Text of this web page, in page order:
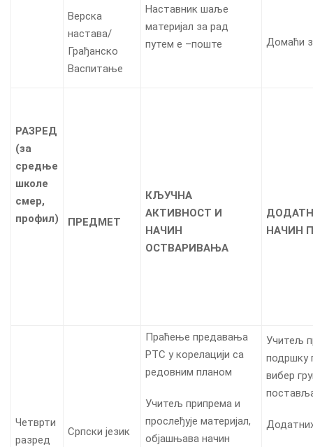
Верска
настава/
Грађанско
Васпитање
Наставник шаље
материјал за рад
путем е –поште
Домаћи
РАЗРЕД
(за
средње
школе
смер,
профил) ПРЕДМЕТ
КЉУЧНА
АКТИВНОСТ И
НАЧИН
ОСТВАРИВАЊА
НАЧИН
Четврти
разред
Српски језик
Праћење предавања
РТС у корелацији са
редовним планом
Учитељ припрема и
прослеђује материјал,
објашњава начин
Учитељ
подршку
вибер